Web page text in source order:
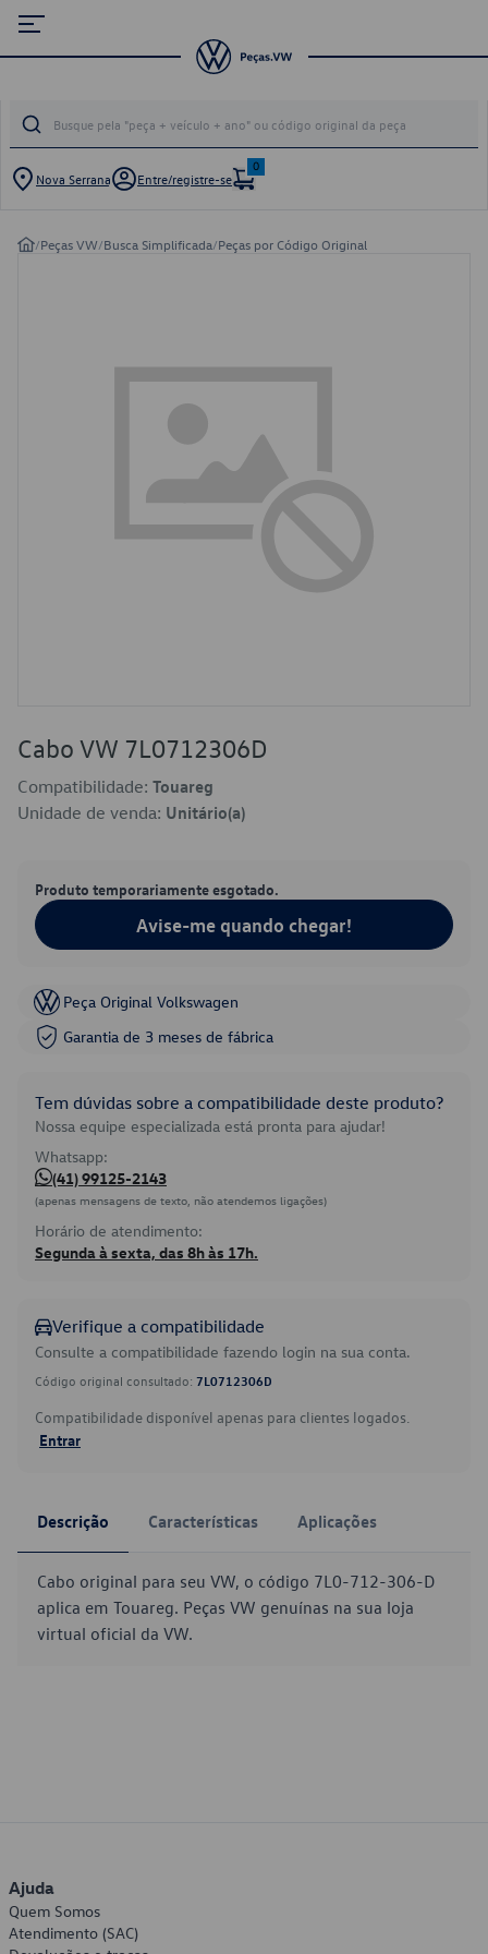
Nova Serrana Entre/registre-se
0
/Peças VW/Busca Simplificada/Peças por Código Original
Cabo VW 7L0712306D
Compatibilidade: Touareg
Unidade de venda: Unitário(a)
Produto temporariamente esgotado.
Avise-me quando chegar!
Peça Original Volkswagen
Garantia de 3 meses de fábrica
Tem dúvidas sobre a compatibilidade deste produto?
Nossa equipe especializada está pronta para ajudar!
Whatsapp:
(41) 99125-2143
(apenas mensagens de texto, não atendemos ligações)
Horário de atendimento:
Segunda à sexta, das 8h às 17h.
Verifique a compatibilidade
Consulte a compatibilidade fazendo login na sua conta.
Código original consultado: 7L0712306D
Compatibilidade disponível apenas para clientes logados.
Entrar
Descrição Características Aplicações
Cabo original para seu VW, o código 7L0-712-306-D
aplica em Touareg. Peças VW genuínas na sua loja
virtual oficial da VW.
Ajuda
Quem Somos
Atendimento (SAC)